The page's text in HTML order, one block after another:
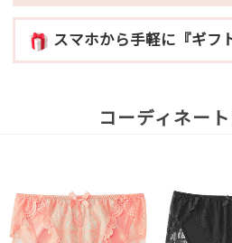
スマホから手軽に『ギフ
コーディネー